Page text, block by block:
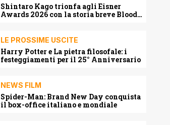
Shintaro Kago trionfa agli Eisner
Awards 2026 con la storia breve Blood
LE PROSSIME USCITE
Harry Potter e La pietra filosofale: i
festeggiamenti per il 25° Anniversario
NEWS FILM
Spider-Man: Brand New Day conquista
il box-office italiano e mondiale